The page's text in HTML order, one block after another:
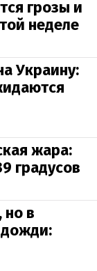
грозы и
неделе
Украину:
жара:
градусов
но в
дожди: